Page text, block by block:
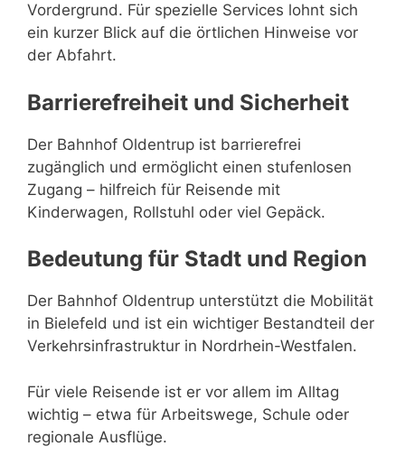
Vordergrund. Für spezielle Services lohnt sich
ein kurzer Blick auf die örtlichen Hinweise vor
der Abfahrt.
Barrierefreiheit und Sicherheit
Der Bahnhof Oldentrup ist barrierefrei
zugänglich und ermöglicht einen stufenlosen
Zugang – hilfreich für Reisende mit
Kinderwagen, Rollstuhl oder viel Gepäck.
Bedeutung für Stadt und Region
Der Bahnhof Oldentrup unterstützt die Mobilität
in Bielefeld und ist ein wichtiger Bestandteil der
Verkehrsinfrastruktur in Nordrhein-Westfalen.
Für viele Reisende ist er vor allem im Alltag
wichtig – etwa für Arbeitswege, Schule oder
regionale Ausflüge.